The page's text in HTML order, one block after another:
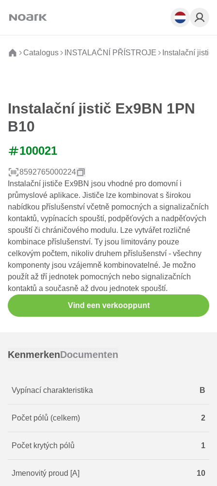
Catalogus INSTALAČNÍ PŘÍSTROJE Instalační jističe
Instalační jistič Ex9BN 1PN
B10
100021
8592765000224
Instalační jističe Ex9BN jsou vhodné pro domovní i
průmyslové aplikace. Jističe lze kombinovat s širokou
nabídkou příslušenství včetně pomocných a signalizačních
kontaktů, vypínacích spouští, podpěťových a nadpěťových
spouští či chráničového modulu. Lze vytvářet rozličné
kombinace příslušenství. Ty jsou limitovány pouze
celkovým počtem, nikoliv druhem příslušenství - všechny
komponenty jsou vzájemně kombinovatelné. Je možno
použít až tří jednotek pomocných nebo signalizačních
kontaktů a současně až dvou jednotek spouští.
Vind een verkooppunt
KenmerkenDocumenten
Vypínací charakteristika B
Počet pólů (celkem) 2
Počet krytých pólů 1
Jmenovitý proud [A] 10